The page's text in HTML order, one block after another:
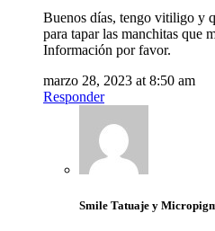
Buenos días, tengo vitiligo y
para tapar las manchitas que
Información por favor.
marzo 28, 2023 at 8:50 am
Responder
Smile Tatuaje y